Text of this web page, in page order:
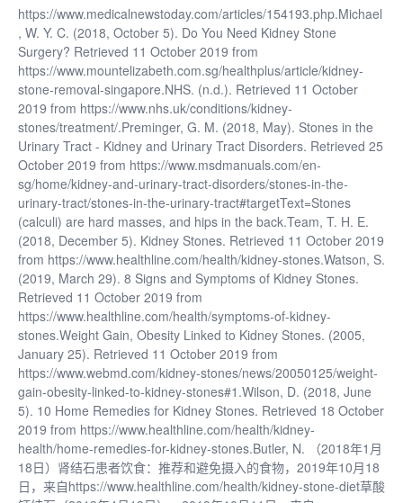
https://www.medicalnewstoday.com/articles/154193.php.Michael
, W. Y. C. (2018, October 5). Do You Need Kidney Stone
Surgery? Retrieved 11 October 2019 from
https://www.mountelizabeth.com.sg/healthplus/article/kidney-
stone-removal-singapore.NHS. (n.d.). Retrieved 11 October
2019 from https://www.nhs.uk/conditions/kidney-
stones/treatment/.Preminger, G. M. (2018, May). Stones in the
Urinary Tract - Kidney and Urinary Tract Disorders. Retrieved 25
October 2019 from https://www.msdmanuals.com/en-
sg/home/kidney-and-urinary-tract-disorders/stones-in-the-
urinary-tract/stones-in-the-urinary-tract#targetText=Stones
(calculi) are hard masses, and hips in the back.Team, T. H. E.
(2018, December 5). Kidney Stones. Retrieved 11 October 2019
from https://www.healthline.com/health/kidney-stones.Watson, S.
(2019, March 29). 8 Signs and Symptoms of Kidney Stones.
Retrieved 11 October 2019 from
https://www.healthline.com/health/symptoms-of-kidney-
stones.Weight Gain, Obesity Linked to Kidney Stones. (2005,
January 25). Retrieved 11 October 2019 from
https://www.webmd.com/kidney-stones/news/20050125/weight-
gain-obesity-linked-to-kidney-stones#1.Wilson, D. (2018, June
5). 10 Home Remedies for Kidney Stones. Retrieved 18 October
2019 from https://www.healthline.com/health/kidney-
health/home-remedies-for-kidney-stones.Butler, N. （2018年1月
18日）肾结石患者饮食：推荐和避免摄入的食物，2019年10月18
日，来自https://www.healthline.com/health/kidney-stone-diet草酸